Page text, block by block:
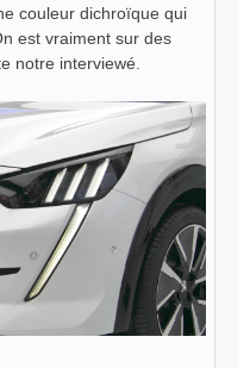
couleur dichroïque qui
est vraiment sur des
notre interviewé.